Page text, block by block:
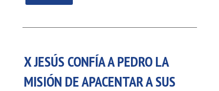
X JESÚS CONFÍA A PEDRO LA
MISIÓN DE APACENTAR A SUS